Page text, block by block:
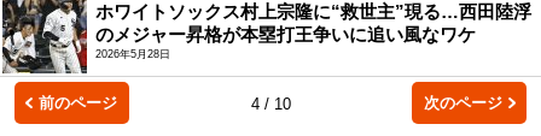
ホワイトソックス村上宗隆に“救世主”現る…西田陸浮
のメジャー昇格が本塁打王争いに追い風なワケ
2026年5月28日
前のページ 4 / 10 次のページ